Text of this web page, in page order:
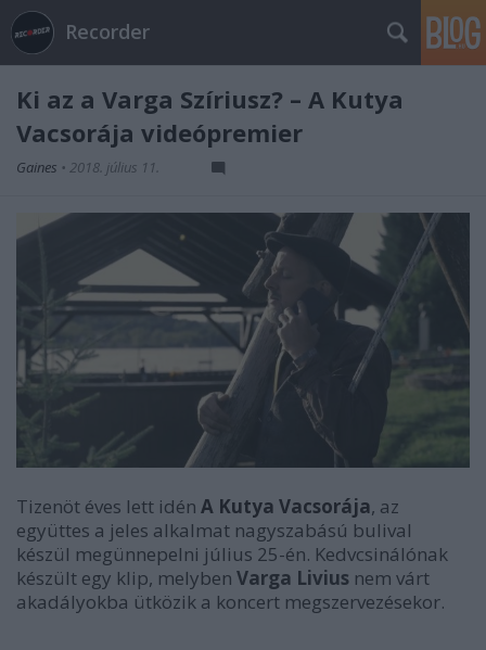
Recorder
Ki az a Varga Szíriusz? – A Kutya
Vacsorája videópremier
Gaines • 2018. július 11.
Tizenöt éves lett idén A Kutya Vacsorája, az
együttes a jeles alkalmat nagyszabású bulival
készül megünnepelni július 25-én. Kedvcsinálónak
készült egy klip, melyben Varga Livius nem várt
akadályokba ütközik a koncert megszervezésekor.